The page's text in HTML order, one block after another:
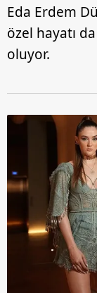
Eda Erdem
özel hayatı
oluyor.